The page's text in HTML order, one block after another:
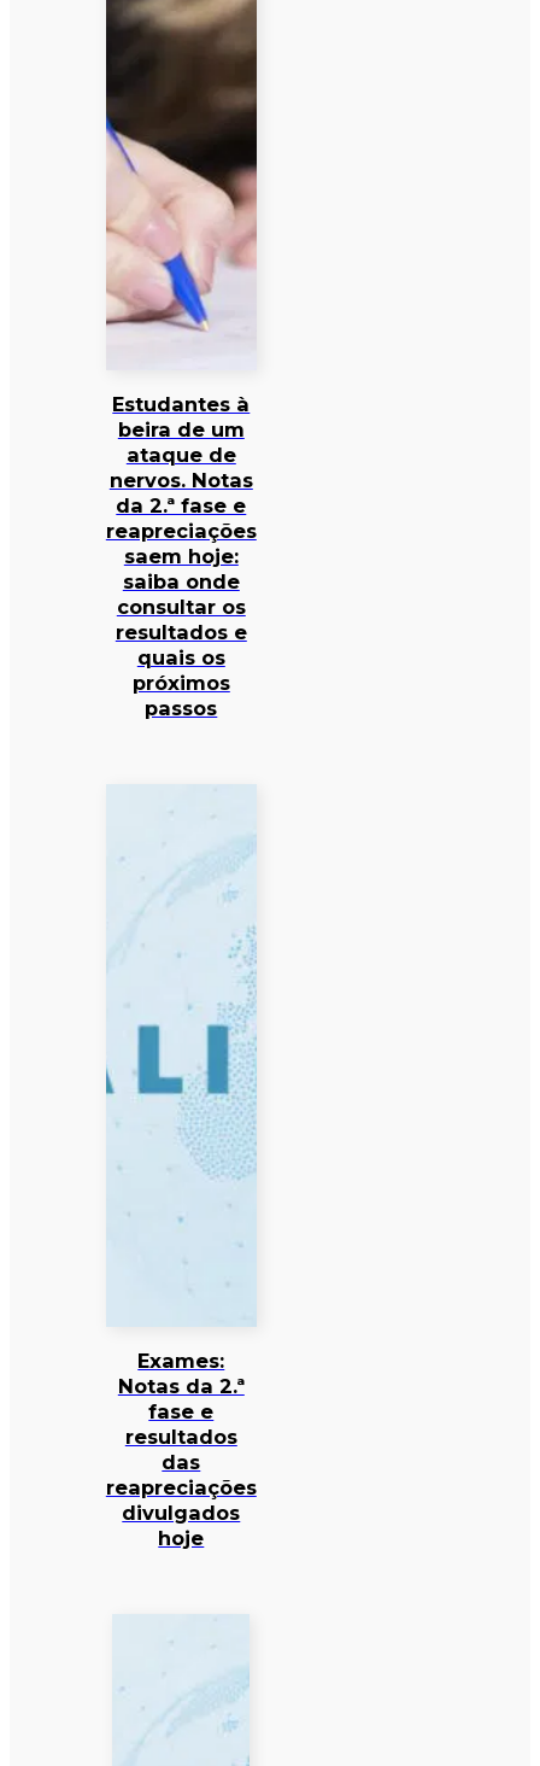
Estudantes à
beira de um
ataque de
nervos. Notas
da 2.ª fase e
reapreciações
saem hoje:
saiba onde
consultar os
resultados e
quais os
próximos
passos
Exames:
Notas da 2.ª
fase e
resultados
das
reapreciações
divulgados
hoje